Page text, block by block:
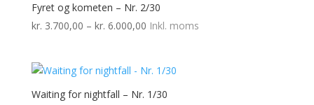
Fyret og kometen – Nr. 2/30
kr. 3.700,00 – kr. 6.000,00Prisinterval:
kr. 6.000,00
Inkl. moms
Waiting for nightfall – Nr. 1/30